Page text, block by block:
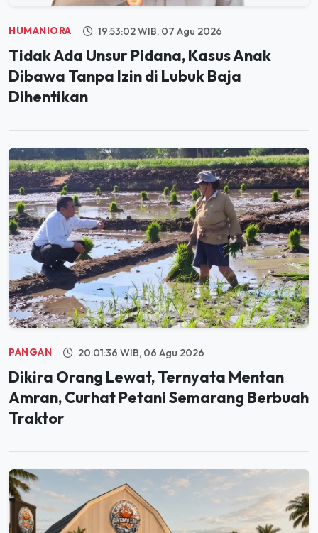
HUMANIORA 19:53:02 WIB, 07 Agu 2026
Tidak Ada Unsur Pidana, Kasus Anak
Dibawa Tanpa Izin di Lubuk Baja
Dihentikan
PANGAN 20:01:36 WIB, 06 Agu 2026
Dikira Orang Lewat, Ternyata Mentan
Amran, Curhat Petani Semarang Berbuah
Traktor